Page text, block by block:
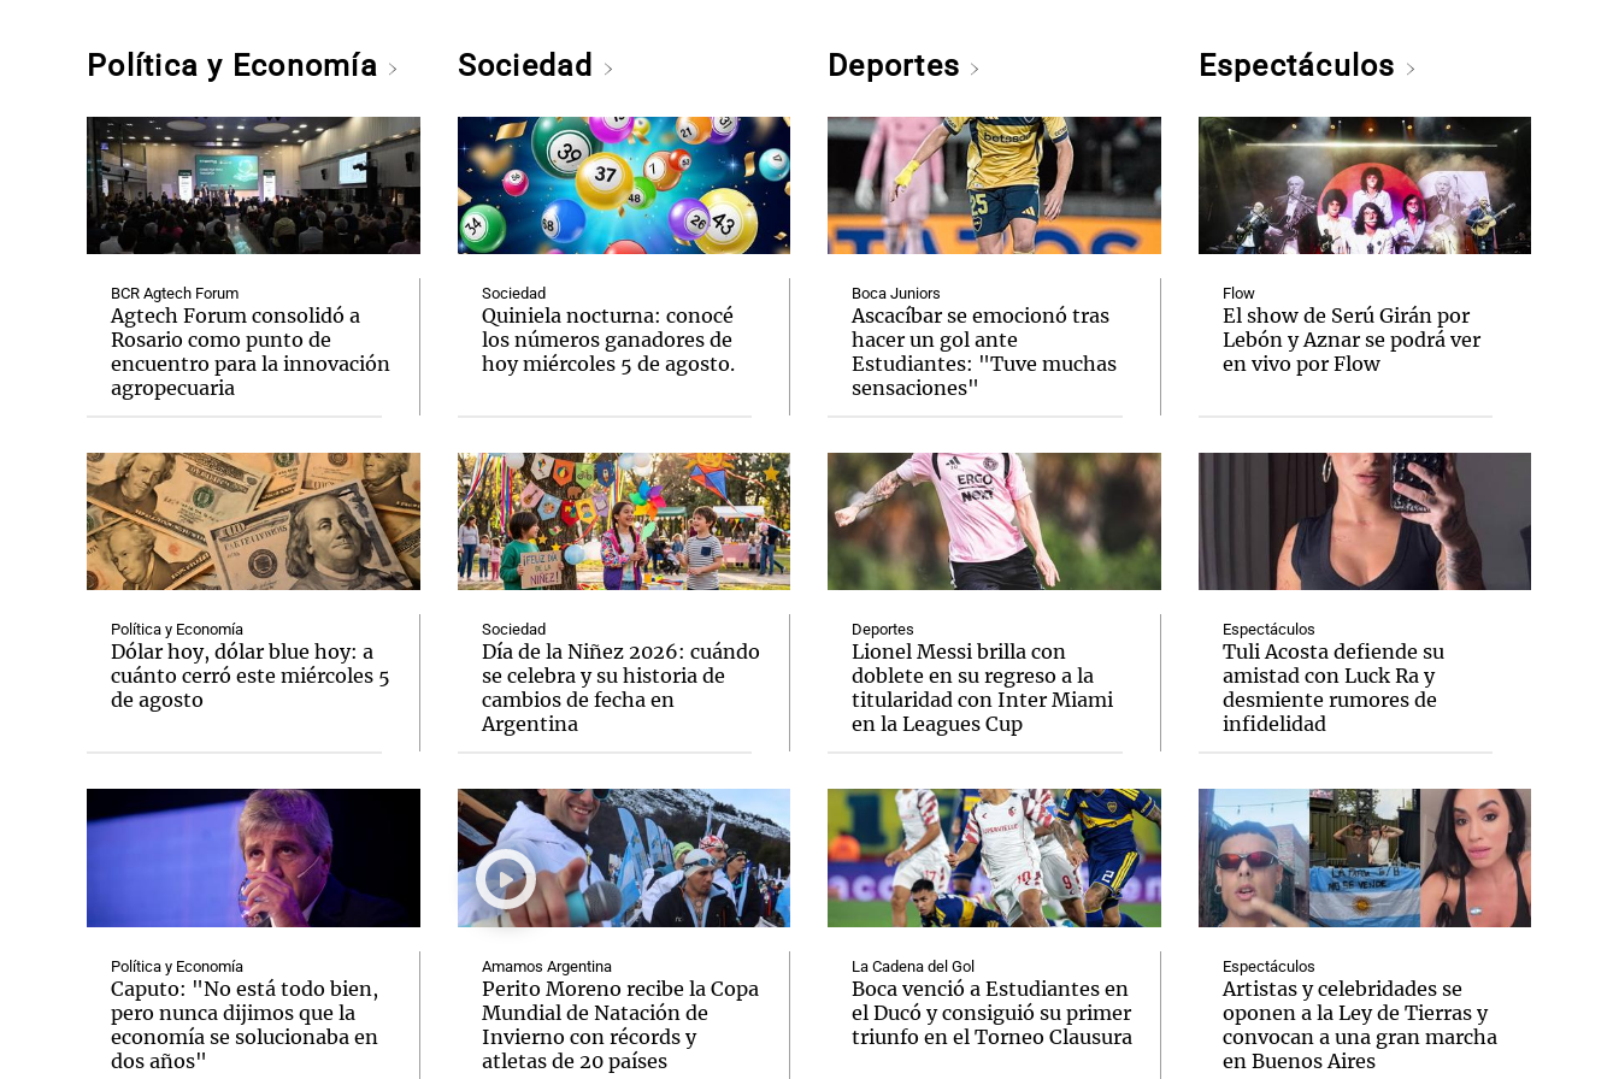
Política y Economía
BCR Agtech Forum
Agtech Forum consolidó a
Rosario como punto de
encuentro para la innovación
agropecuaria
Política y Economía
Dólar hoy, dólar blue hoy: a
cuánto cerró este miércoles 5
de agosto
Política y Economía
Caputo: "No está todo bien,
pero nunca dijimos que la
economía se solucionaba en
dos años"
Sociedad
Sociedad
Quiniela nocturna: conocé
los números ganadores de
hoy miércoles 5 de agosto.
Sociedad
Día de la Niñez 2026: cuándo
se celebra y su historia de
cambios de fecha en
Argentina
Amamos Argentina
Perito Moreno recibe la Copa
Mundial de Natación de
Invierno con récords y
atletas de 20 países
Deportes
Boca Juniors
Ascacíbar se emocionó tras
hacer un gol ante
Estudiantes: "Tuve muchas
sensaciones"
Deportes
Lionel Messi brilla con
doblete en su regreso a la
titularidad con Inter Miami
en la Leagues Cup
La Cadena del Gol
Boca venció a Estudiantes en
el Ducó y consiguió su primer
triunfo en el Torneo Clausura
Espectáculos
Flow
El show de Serú Girán por
Lebón y Aznar se podrá ver
en vivo por Flow
Espectáculos
Tuli Acosta defiende su
amistad con Luck Ra y
desmiente rumores de
infidelidad
Espectáculos
Artistas y celebridades se
oponen a la Ley de Tierras y
convocan a una gran marcha
en Buenos Aires
Notas
El huracán de Arequito
Notas
Cadena 3 en Groenlandia
Notas